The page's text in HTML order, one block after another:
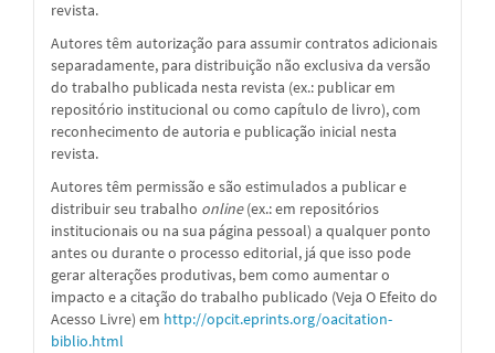
revista.
Autores têm autorização para assumir contratos adicionais
separadamente, para distribuição não exclusiva da versão
do trabalho publicada nesta revista (ex.: publicar em
repositório institucional ou como capítulo de livro), com
reconhecimento de autoria e publicação inicial nesta
revista.
Autores têm permissão e são estimulados a publicar e
distribuir seu trabalho online(ex.: em repositórios
institucionais ou na sua página pessoal) a qualquer ponto
antes ou durante o processo editorial, já que isso pode
gerar alterações produtivas, bem como aumentar o
impacto e a citação do trabalho publicado (Veja O Efeito do
Acesso Livre) em http://opcit.eprints.org/oacitation-
biblio.html